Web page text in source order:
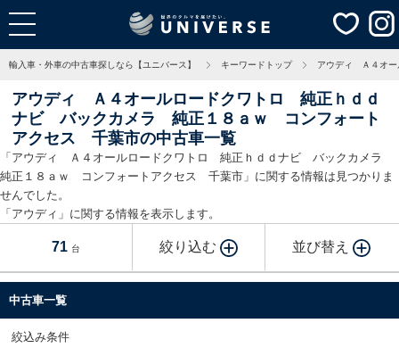
輸入車・外車の中古車探しなら【ユニバース】 キーワードトップ アウディ Ａ４オ
アウディ Ａ４オールロードクワトロ 純正ｈｄｄ
ナビ バックカメラ 純正１８ａｗ コンフォート
アクセス 千葉市の中古車一覧
「アウディ Ａ４オールロードクワトロ 純正ｈｄｄナビ バックカメラ
純正１８ａｗ コンフォートアクセス 千葉市」に関する情報は見つかりま
せんでした。
「アウディ」に関する情報を表示します。
71 台 絞り込む 並び替え
中古車一覧
絞込み条件